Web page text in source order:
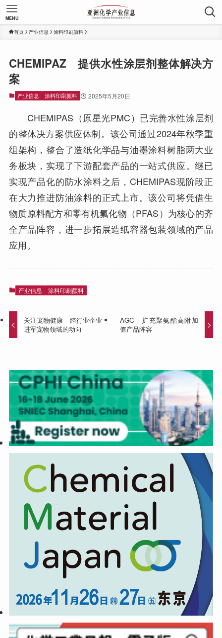
MENU
首页 产业信息 涂料印刷颜料
CHEMIPAZ 提供水性涂层剂整体解决方
案
产业信息 涂料印刷颜料 2025年5月20日
CHEMIPAS（原星光PMC）已完善水性涂层剂
的整体决方案供应体制。该公司通过2024年秋季重
组架构，整合了造纸化学品与油墨涂料树脂两大业
务板块，实现了下游配套产品的一站式供应。继已
实现产品化的防水涂料之后，CHEMIPAS现阶段正
在大力推进防油涂料的正式上市。该公司将凭借生
物质原料配方和零有机氟化物（PFAS）为核心的齐
全产品阵容，进一步拓展造纸容器包装领域的产品
应用。
产业信息 涂料印刷颜料
关注宠物健康 跨行业企业
进军宠物领域的动向
AGC 扩充聚氨酯高附加
值产品阵容